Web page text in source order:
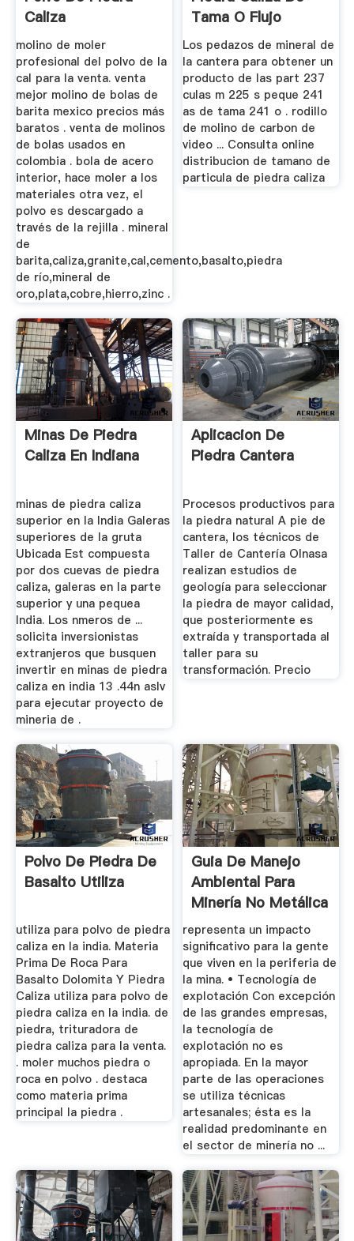
Caliza
molino de moler
profesional del polvo de la
cal para la venta. venta
mejor molino de bolas de
barita mexico precios más
baratos . venta de molinos
de bolas usados en
colombia . bola de acero
interior, hace moler a los
materiales otra vez, el
polvo es descargado a
través de la rejilla . mineral
de
barita,caliza,granite,cal,cemento,basalto,piedra
de río,mineral de
oro,plata,cobre,hierro,zinc .
Tama O Flujo
Laminar
Los pedazos de mineral de
la cantera para obtener un
producto de las part 237
culas m 225 s peque 241
as de tama 241 o . rodillo
de molino de carbon de
video ... Consulta online
distribucion de tamano de
particula de piedra caliza
Minas De Piedra
Caliza En Indiana
minas de piedra caliza
superior en la India Galeras
superiores de la gruta
Ubicada Est compuesta
por dos cuevas de piedra
caliza, galeras en la parte
superior y una pequea
India. Los nmeros de ...
solicita inversionistas
extranjeros que busquen
invertir en minas de piedra
caliza en india 13 .44n aslv
para ejecutar proyecto de
mineria de .
Aplicacion De
Piedra Cantera
Procesos productivos para
la piedra natural A pie de
cantera, los técnicos de
Taller de Cantería Olnasa
realizan estudios de
geología para seleccionar
la piedra de mayor calidad,
que posteriormente es
extraída y transportada al
taller para su
transformación. Precio
Polvo De Piedra De
Basalto Utiliza
utiliza para polvo de piedra
caliza en la india. Materia
Prima De Roca Para
Basalto Dolomita Y Piedra
Caliza utiliza para polvo de
piedra caliza en la india. de
piedra, trituradora de
piedra caliza para la venta.
. moler muchos piedra o
roca en polvo . destaca
como materia prima
principal la piedra .
Guia De Manejo
Ambiental Para
Minería No Metálica
representa un impacto
significativo para la gente
que viven en la periferia de
la mina. • Tecnología de
explotación Con excepción
de las grandes empresas,
la tecnología de
explotación no es
apropiada. En la mayor
parte de las operaciones
se utiliza técnicas
artesanales; ésta es la
realidad predominante en
el sector de minería no ...